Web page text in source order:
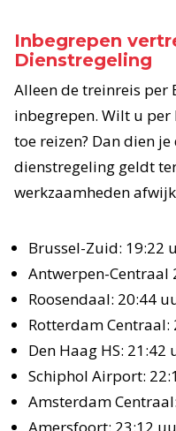
Inbegrepen
Dienstregeling
Alleen de treinreis per
inbegrepen. Wilt u
toe reizen? Dan dien
dienstregeling geldt
werkzaamheden
Brussel-Zuid: 19:22
Antwerpen-Centraal
Roosendaal: 20:44
Rotterdam Centraal:
Den Haag HS: 21:42
Schiphol Airport:
Amsterdam